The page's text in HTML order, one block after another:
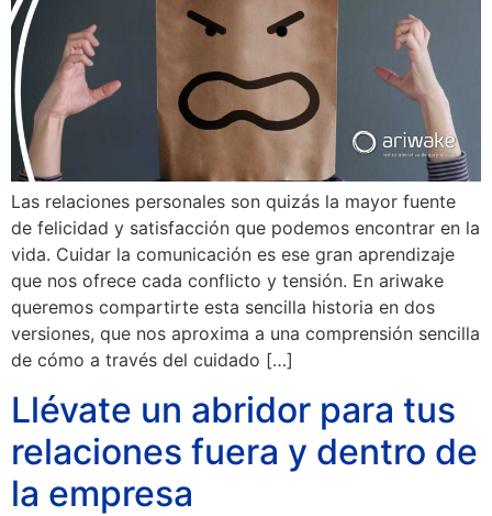
Las relaciones personales son quizás la mayor fuente
de felicidad y satisfacción que podemos encontrar en la
vida. Cuidar la comunicación es ese gran aprendizaje
que nos ofrece cada conflicto y tensión. En ariwake
queremos compartirte esta sencilla historia en dos
versiones, que nos aproxima a una comprensión sencilla
de cómo a través del cuidado […]
Llévate un abridor para tus
relaciones fuera y dentro de
la empresa